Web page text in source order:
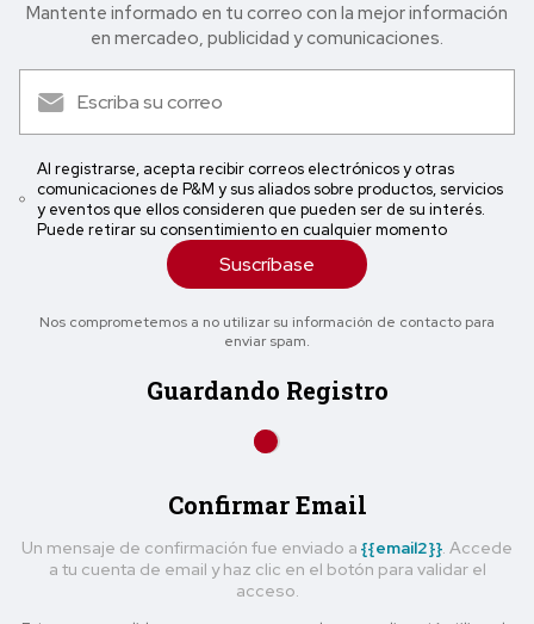
Mantente informado en tu correo con la mejor in formación
en mercadeo, publicidad y comunicaciones.
Al registrarse, acepta recibir correos electrónicos y otras
comunicaciones de P&M y sus aliados sobre productos, servicios
y eventos que ellos consideren que pueden ser de su interés.
Puede retirar su consentimiento en cualquier momento
Suscríbase
Nos comprometemos a no utilizar su información de contacto para
enviar spam.
Guardando Registro
Confirmar Email
Un mensaje de confirmación fue enviado a {{email2}}. Accede
a tu cuenta de email y haz clic en el botón para validar el
acceso.